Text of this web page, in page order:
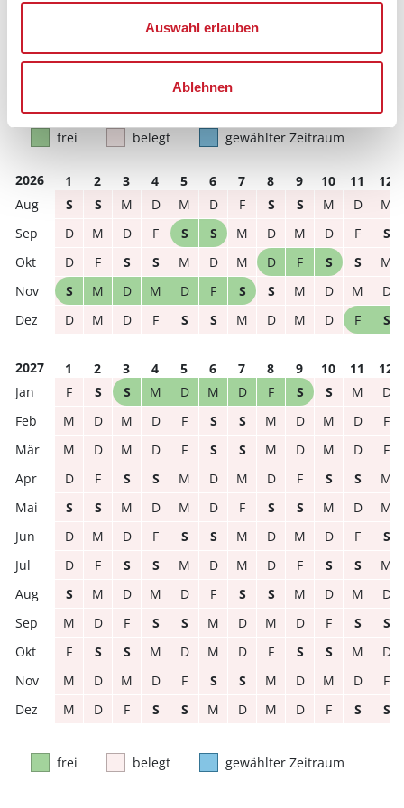
Auswahl erlauben
Ablehnen
frei belegt gewählter Zeitraum
2026 1 2 3 4 5 6 7 8 9 10 11
12
S
S M D M D F S S M D
M
D
M D F S S M D M D F
S
D
F S S M D M D F S S
M
S
M D M D F S S M D M
D
D
M D F S S M D M D F S
2027 1 2 3 4 5 6 7 8 9 10 11
12
F
S S M D M D F S S M
D
M
D M D F S S M D M D
F
M
D M D F S S M D M D
F
D
F S S M D M D F S S
M
S
S M D M D F S S M D
M
D
M D F S S M D M D F
S
D
F S S M D M D F S S
M
S
M D M D F S S M D M
D
M
D F S S M D M D F S
S
F
S S M D M D F S S M
D
M
D M D F S S M D M D
F
M
D F S S M D M D F S S
frei belegt gewählter Zeitraum